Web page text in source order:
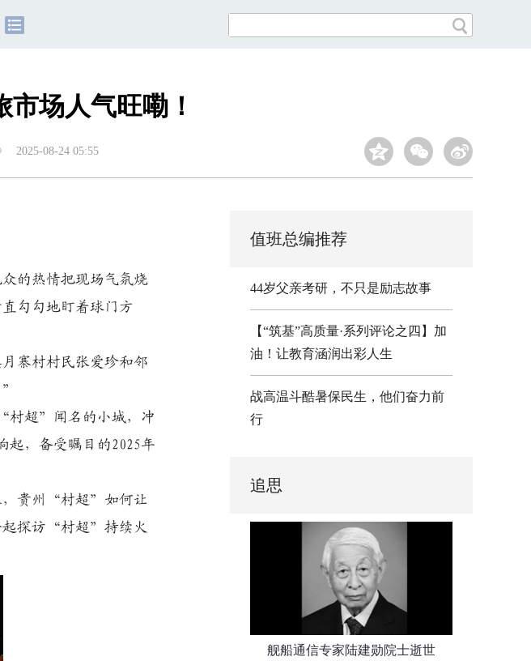
场人气旺嘞！
2025-08-24 05:55
的热情把现场气氛烧
勾勾地盯着球门方
村村民张爱珍和邻
超”闻名的小城，冲
，备受瞩目的2025年
贵州“村超”如何让
起探访“村超”持续火
值班总编推荐
44岁父亲考研，不只是励志故事
【“筑基”高质量·系列评论之四】加
油！让教育涵润出彩人生
战高温斗酷暑保民生，他们奋力前
行
追思
舰船通信专家陆建勋院士逝世